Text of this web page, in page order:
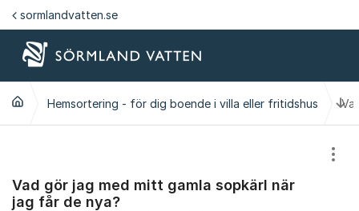
Hoppa till innehåll
sormlandvatten.se
Hemsortering - för dig boende i villa eller fritidshus
Vad gör jag med mitt gamla sopkärl när
jag får de nya?